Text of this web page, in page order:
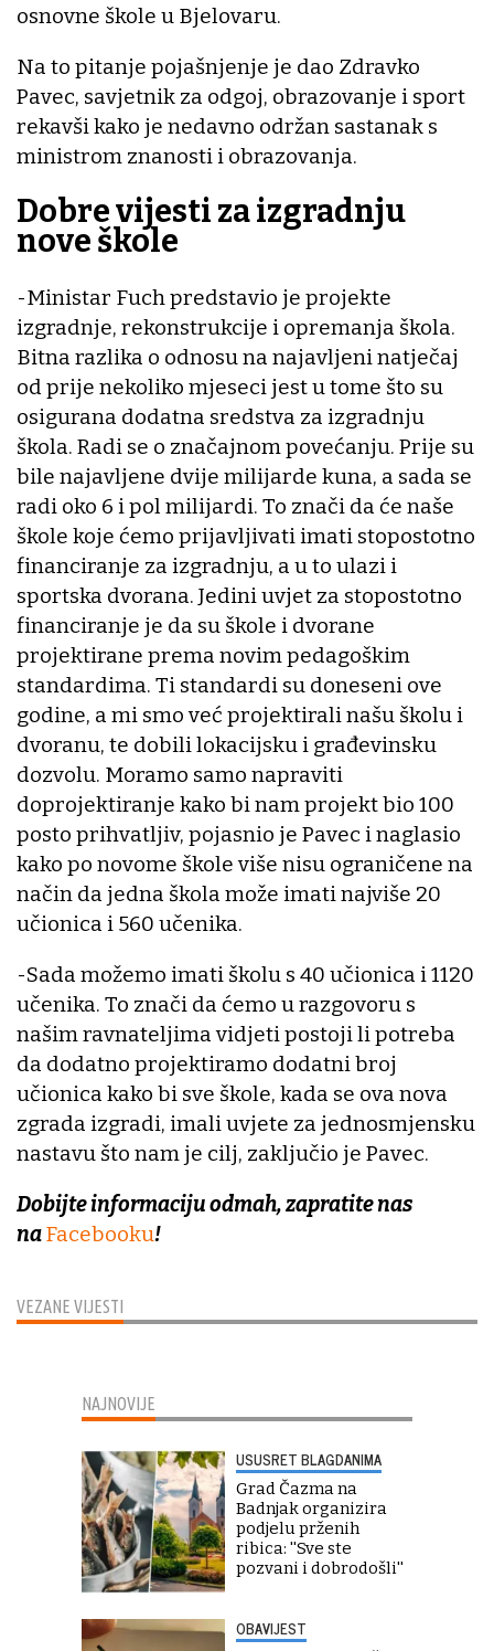
VEZANE VIJESTI
osnovne škole u Bjelovaru.
Na to pitanje pojašnjenje je dao Zdravko
Pavec, savjetnik za odgoj, obrazovanje i sport
rekavši kako je nedavno održan sastanak s
ministrom znanosti i obrazovanja.
Dobre vijesti za izgradnju
nove škole
-Ministar Fuch predstavio je projekte
izgradnje, rekonstrukcije i opremanja škola.
Bitna razlika o odnosu na najavljeni natječaj
od prije nekoliko mjeseci jest u tome što su
osigurana dodatna sredstva za izgradnju
škola. Radi se o značajnom povećanju. Prije su
bile najavljene dvije milijarde kuna, a sada se
radi oko 6 i pol milijardi. To znači da će naše
škole koje ćemo prijavljivati imati stopostotno
financiranje za izgradnju, a u to ulazi i
sportska dvorana. Jedini uvjet za stopostotno
financiranje je da su škole i dvorane
projektirane prema novim pedagoškim
standardima. Ti standardi su doneseni ove
godine, a mi smo već projektirali našu školu i
dvoranu, te dobili lokacijsku i građevinsku
dozvolu. Moramo samo napraviti
doprojektiranje kako bi nam projekt bio 100
posto prihvatljiv, pojasnio je Pavec i naglasio
kako po novome škole više nisu ograničene na
način da jedna škola može imati najviše 20
učionica i 560 učenika.
-Sada možemo imati školu s 40 učionica i 1120
učenika. To znači da ćemo u razgovoru s
našim ravnateljima vidjeti postoji li potreba
da dodatno projektiramo dodatni broj
učionica kako bi sve škole, kada se ova nova
zgrada izgradi, imali uvjete za jednosmjensku
nastavu što nam je cilj, zaključio je Pavec.
Dobijte informaciju odmah, zapratite nas
naFacebooku!
NAJNOVIJE
USUSRET BLAGDANIMA
Grad Čazma na
Badnjak organizira
podjelu prženih
ribica: ''Sve ste
pozvani i dobrodošli''
OBAVIJEST